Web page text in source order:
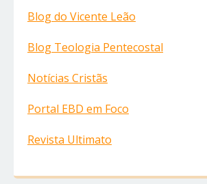
Blog do Vicente Leão
Blog Teologia Pentecostal
Notícias Cristãs
Portal EBD em Foco
Revista Ultimato